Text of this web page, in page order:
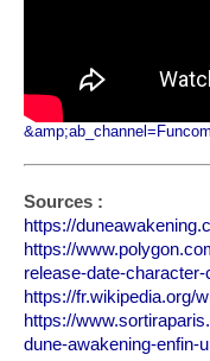
&amp;ab_channel=Funcom
Sources :
https://
https://
release-date-
https://fr.wikipedia.org/
https://
dune-awakening-enfin-